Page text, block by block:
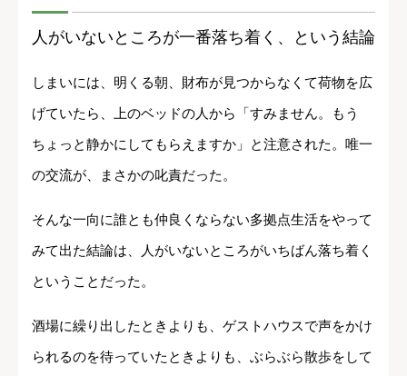
人がいないところが一番落ち着く、という結論
しまいには、明くる朝、財布が見つからなくて荷物を広
げていたら、上のベッドの人から「すみません。もう
ちょっと静かにしてもらえますか」と注意された。唯一
の交流が、まさかの叱責だった。
そんな一向に誰とも仲良くならない多拠点生活をやって
みて出た結論は、人がいないところがいちばん落ち着く
ということだった。
酒場に繰り出したときよりも、ゲストハウスで声をかけ
られるのを待っていたときよりも、ぶらぶら散歩をして